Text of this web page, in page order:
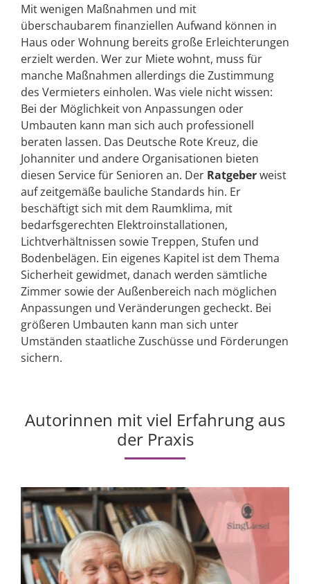
Mit wenigen Maßnahmen und mit
überschaubarem finanziellen Aufwand können in
Haus oder Wohnung bereits große Erleichterungen
erzielt werden. Wer zur Miete wohnt, muss für
manche Maßnahmen allerdings die Zustimmung
des Vermieters einholen. Was viele nicht wissen:
Bei der Möglichkeit von Anpassungen oder
Umbauten kann man sich auch professionell
beraten lassen. Das Deutsche Rote Kreuz, die
Johanniter und andere Organisationen bieten
diesen Service für Senioren an. Der Ratgeberweist
auf zeitgemäße bauliche Standards hin. Er
beschäftigt sich mit dem Raumklima, mit
bedarfsgerechten Elektroinstallationen,
Lichtverhältnissen sowie Treppen, Stufen und
Bodenbelägen. Ein eigenes Kapitel ist dem Thema
Sicherheit gewidmet, danach werden sämtliche
Zimmer sowie der Außenbereich nach möglichen
Anpassungen und Veränderungen gecheckt. Bei
größeren Umbauten kann man sich unter
Umständen staatliche Zuschüsse und Förderungen
sichern.
Autorinnen mit viel Erfahrung aus
der Praxis